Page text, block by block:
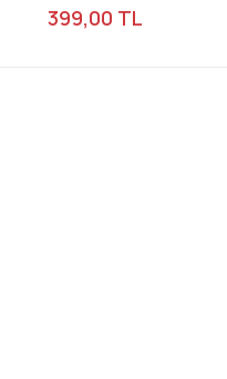
399,00 TL